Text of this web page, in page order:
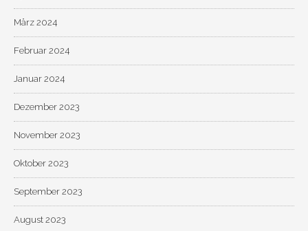
März 2024
Februar 2024
Januar 2024
Dezember 2023
November 2023
Oktober 2023
September 2023
August 2023